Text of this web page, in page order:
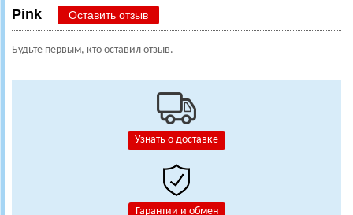
Узнать о доставке
Гарантии и обмен
Pink
Оставить отзыв
Будьте первым, кто оставил отзыв.